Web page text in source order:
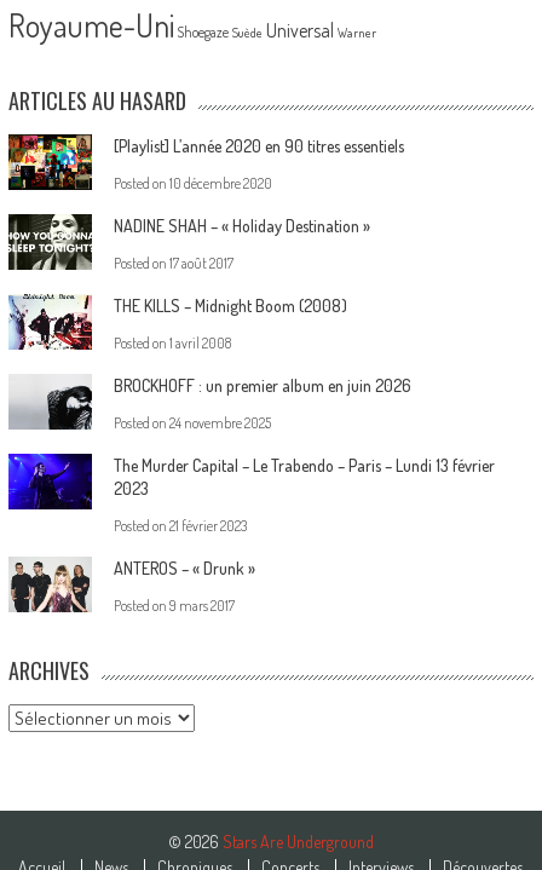
Royaume-Uni Shoegaze Suède Universal Warner
ARTICLES AU HASARD
[Playlist] L’année 2020 en 90 titres essentiels
Posted on 10 décembre 2020
NADINE SHAH – « Holiday Destination »
Posted on 17 août 2017
THE KILLS – Midnight Boom (2008)
Posted on 1 avril 2008
BROCKHOFF : un premier album en juin 2026
Posted on 24 novembre 2025
The Murder Capital – Le Trabendo – Paris – Lundi 13 février
2023
Posted on 21 février 2023
ANTEROS – « Drunk »
Posted on 9 mars 2017
ARCHIVES
Archives
© 2026 Stars Are Underground